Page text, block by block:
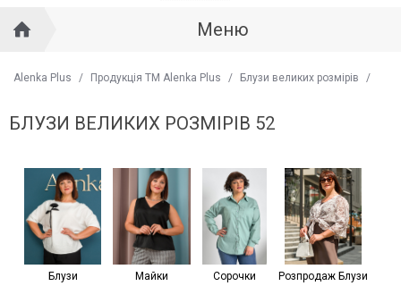
Меню
Alenka Plus / Продукція ТМ Alenka Plus / Блузи великих розмірів /
БЛУЗИ ВЕЛИКИХ РОЗМІРІВ 52
Блузи Майки Сорочки Розпродаж Блузи